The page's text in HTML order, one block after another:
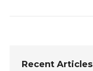
Recent Articles